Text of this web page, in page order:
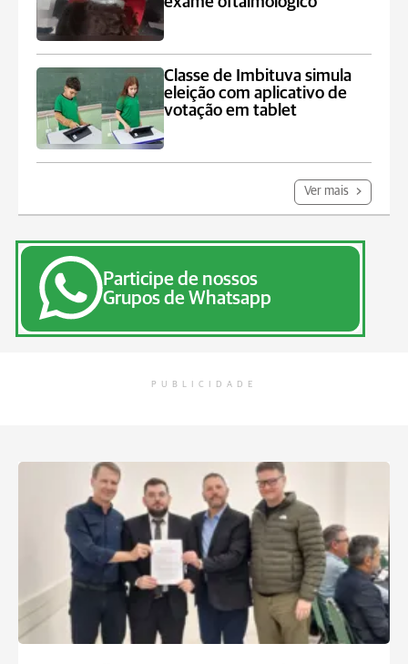
Classe de Imbituva simula
eleição com aplicativo de
votação em tablet
Ver mais
Participe de nossos
Grupos de Whatsapp
PUBLICIDADE